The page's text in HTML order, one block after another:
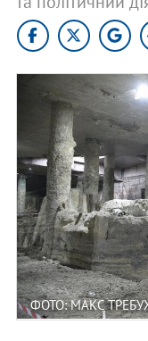
ФОТО: МАКС